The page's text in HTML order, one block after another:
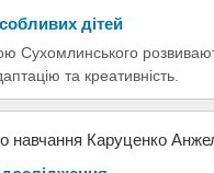
дітей
Сухомлинського
та креативність.
навчання Каруценко